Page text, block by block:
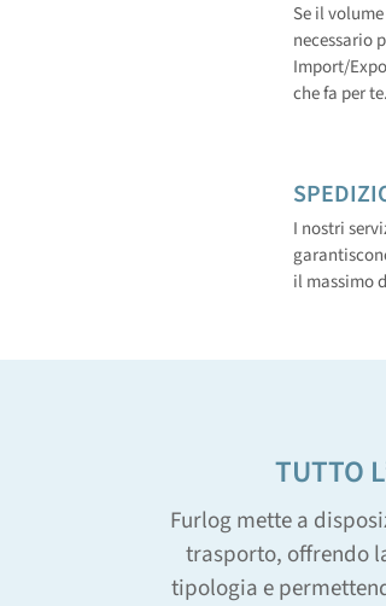
Se il
necessario
Import/
che fa per te.
I nostri
il massimo
TUTTO
Furlog mette a
trasporto, offrendo
tipologia e